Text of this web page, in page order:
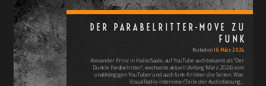
DER PARABELRITTER-MOVE ZU
FUNK
Posted on 16. März 2024
Alexander Prinz in Halle/Saale, auf YouTube auch bekannt als "Der
Dunkle Parabelritter", wechselte aktuell (Anfang März 2024) vom
unabhängigen YouTuber und auch funk-Kritiker die Seiten. Was:
VisualRadio-Interview (Teile der Audiofassung…